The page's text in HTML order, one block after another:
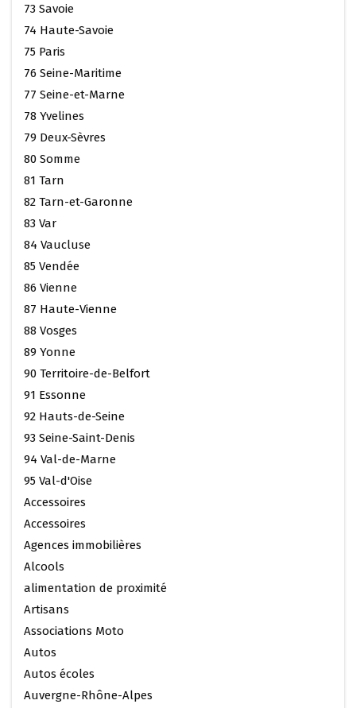
73 Savoie
74 Haute-Savoie
75 Paris
76 Seine-Maritime
77 Seine-et-Marne
78 Yvelines
79 Deux-Sèvres
80 Somme
81 Tarn
82 Tarn-et-Garonne
83 Var
84 Vaucluse
85 Vendée
86 Vienne
87 Haute-Vienne
88 Vosges
89 Yonne
90 Territoire-de-Belfort
91 Essonne
92 Hauts-de-Seine
93 Seine-Saint-Denis
94 Val-de-Marne
95 Val-d'Oise
Accessoires
Accessoires
Agences immobilières
Alcools
alimentation de proximité
Artisans
Associations Moto
Autos
Autos écoles
Auvergne-Rhône-Alpes